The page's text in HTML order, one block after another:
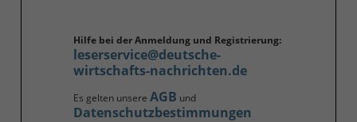
Hilfe bei der Anmeldung und Registrierung:
leserservice@deutsche-
wirtschafts-nachrichten.de
Es gelten unsere AGB und
Datenschutzbestimmungen